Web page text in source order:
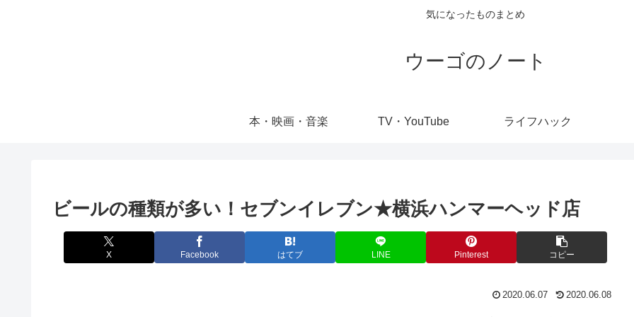
気になったものまとめ
ウーゴのノート
本・映画・音楽 TV・YouTube ライフハック
ビールの種類が多い！セブンイレブン★横浜ハンマーヘッド店
X Facebook はてブ LINE Pinterest コピー
2020.06.07 2020.06.08